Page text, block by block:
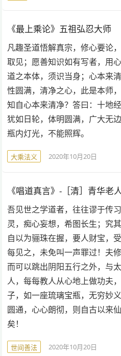
《最上乘论》五祖弘忍大师
凡趣圣道悟解真宗，修心要论
取见；愿善知识如有写者，用
道之本体，须识当身；心本来
性圆满，清净之心，此是本师
知自心本来清净？答曰：十地
犹如日轮，体明圆满，广大无
瓶内灯光，不能照辉。
大乘法义 2020年10月20日
《唱道真言》-［清］青华老
吾见世之学道者，往往谬于传
灵，痴心妄想，希图长生；究
自以为骊珠在握，要人财宝，
每见之，未免叫一声罪过！夫
而可以跳出阴阳五行之外，与
人，每每教人从心地上做功夫
子，如一座琉璃宝瓶，无穷妙
圆通，心心朗彻，则自古以来
矣！
世间善法 2020年10月20日